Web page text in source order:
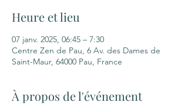
Heure et lieu
07 janv. 2025, 06:45 – 7:30
Centre Zen de Pau, 6 Av. des Dames de
Saint-Maur, 64000 Pau, France
À propos de l'événement